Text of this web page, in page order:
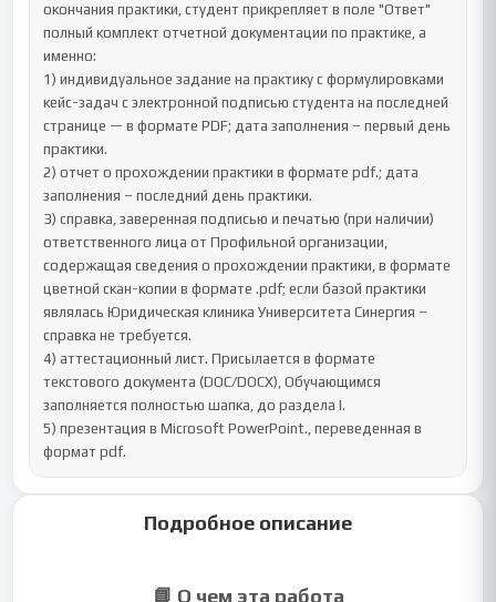
окончания практики, студент прикрепляет в поле "Ответ"
полный комплект отчетной документации по практике, а
именно:
1) индивидуальное задание на практику с формулировками
кейс-задач с электронной подписью студента на последней
странице — в формате PDF; дата заполнения – первый день
практики.
2) отчет о прохождении практики в формате pdf.; дата
заполнения – последний день практики.
3) справка, заверенная подписью и печатью (при наличии)
ответственного лица от Профильной организации,
содержащая сведения о прохождении практики, в формате
цветной скан-копии в формате .pdf; если базой практики
являлась Юридическая клиника Университета Синергия –
справка не требуется.
4) аттестационный лист. Присылается в формате
текстового документа (DOC/DOCX), Обучающимся
заполняется полностью шапка, до раздела I.
5) презентация в Microsoft PowerPoint., переведенная в
формат pdf.
Подробное описание
📘 О чем эта работа